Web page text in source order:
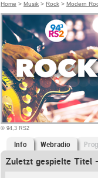
Home > Musik > Rock > Modern
© 94,3 RS2
Info Webradio
Zuletzt gespielte Titel